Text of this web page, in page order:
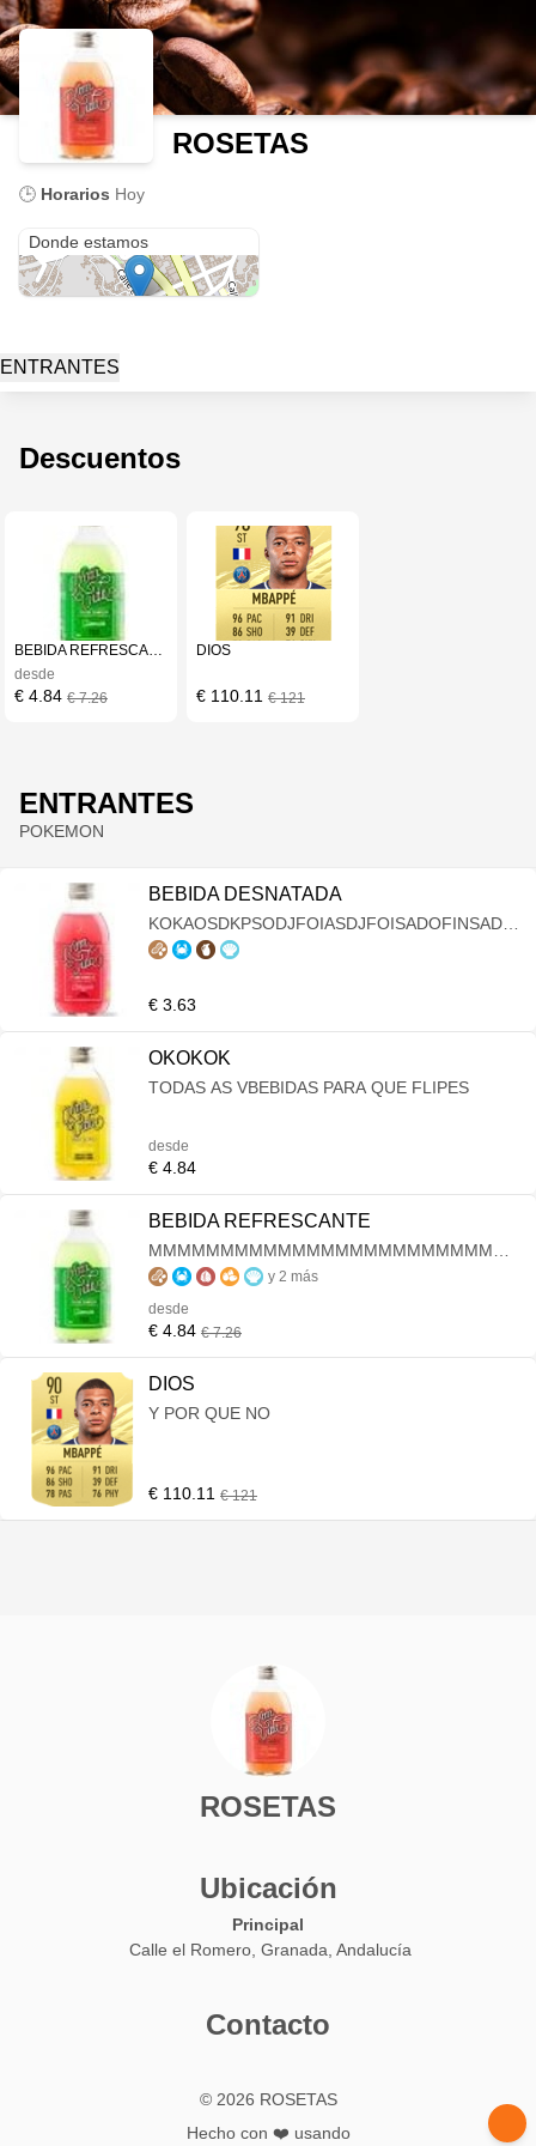
ROSETAS
🕒 Horarios Hoy
Donde estamos
ENTRANTES
Descuentos
BEBIDA REFRESCANTE
desde
€ 4.84 € 7.26
DIOS
€ 110.11 € 121
ENTRANTES
POKEMON
BEBIDA DESNATADA
KOKAOSDKPSODJFOIASDJFOISADOFINSADOI
NSAOVOIDANVFADFV
€ 3.63
OKOKOK
TODAS AS VBEBIDAS PARA QUE FLIPES
desde
€ 4.84
BEBIDA REFRESCANTE
MMMMMMMMMMMMMMMMMMMMMMMMMM
MMMMMMMASDOXC MOFDOVIFIUVH
BIUSADBIUAHDSIUPASIUDIU AI GASDUYG
y 2 más
desde
€ 4.84 € 7.26
DIOS
Y POR QUE NO
€ 110.11 € 121
ROSETAS
Ubicación
Principal
Calle el Romero, Granada, Andalucía
Contacto
© 2026 ROSETAS
Hecho con ❤️ usando